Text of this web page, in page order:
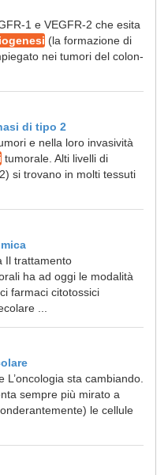
1 e VEGFR-2 che esita
(la formazione di
nei tumori del colon-
di tipo 2
e nella loro invasività
tumorale. Alti livelli di
si trovano in molti tessuti
Il trattamento
ha ad oggi le modalità
farmaci citotossici
...
sta cambiando.
sempre più mirato a
le cellule